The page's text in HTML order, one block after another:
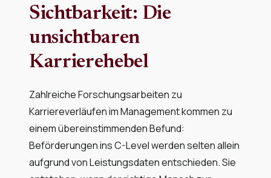
Sichtbarkeit: Die
unsichtbaren
Karrierehebel
Zahlreiche Forschungsarbeiten zu
Karriereverläufen im Management kommen zu
einem übereinstimmenden Befund:
Beförderungen ins C-Level werden selten allein
aufgrund von Leistungsdaten entschieden. Sie